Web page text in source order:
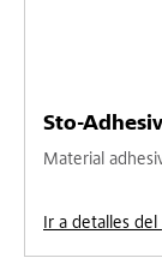
Sto-
Material
Ir a detalles